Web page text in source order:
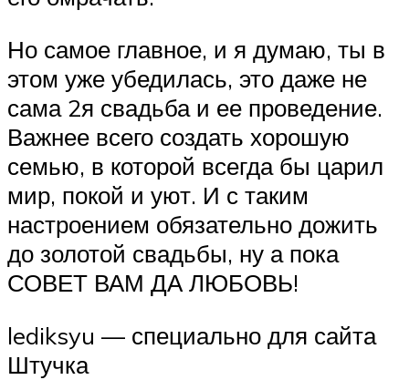
Но самое главное, и я думаю, ты в
этом уже убедилась, это даже не
сама 2я свадьба и ее проведение.
Важнее всего создать хорошую
семью, в которой всегда бы царил
мир, покой и уют. И с таким
настроением обязательно дожить
до золотой свадьбы, ну а пока
СОВЕТ ВАМ ДА ЛЮБОВЬ!
lediksyu — специально для сайта
Штучка